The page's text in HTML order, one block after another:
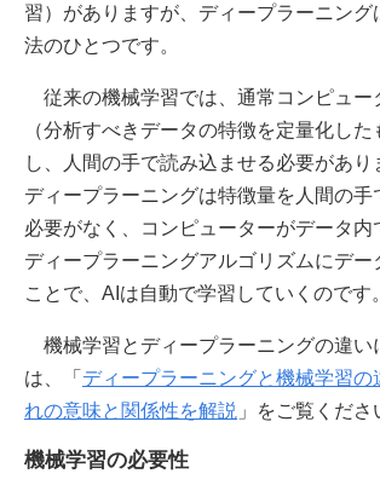
習）がありますが、ディープラーニング
法のひとつです。
従来の機械学習では、通常コンピュー
（分析すべきデータの特徴を定量化し
し、人間の手で読み込ませる必要があり
ディープラーニングは特徴量を人間の手
必要がなく、コンピューターがデータ内
ディープラーニングアルゴリズムにデー
ことで、AIは自動で学習していくのです。
機械学習とディープラーニングの違い
は、「 ディープラーニングと機械学習の
れの意味と関係性を解説 」をご覧くださ
機械学習の必要性